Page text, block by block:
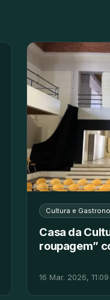
Cultura e
Casa da
roupagem”
16 Mar. 2026, 11:09